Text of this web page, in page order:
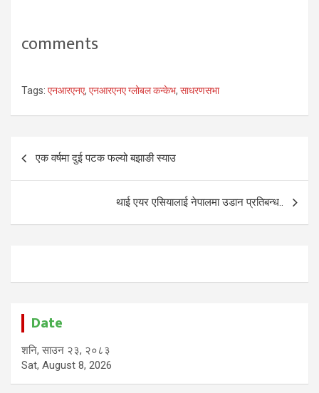
comments
Tags: एनआरएनए, एनआरएनए ग्लोबल कन्केभ, साधरणसभा
Post
navigation
एक वर्षमा दुई पटक फल्यो बझाङी स्याउ
थाई एयर एसियालाई नेपालमा उडान प्रतिबन्ध..
Date
शनि, साउन २३, २०८३
Sat, August 8, 2026